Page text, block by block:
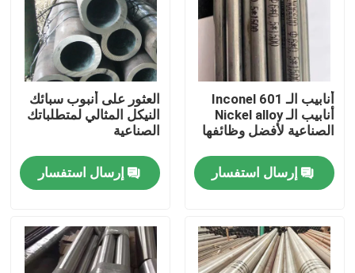
بيت
أنابيب الـ Inconel 601
أنابيب الـ Nickel alloy
الصناعية لأفضل وظائفها
إرسال استفسار
العثور على أنبوب سبائك
النيكل المثالي لمتطلباتك
الصناعية
إرسال استفسار